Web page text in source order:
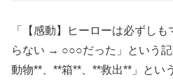
「【感動】ヒーローは必ずし
らない → ○○○だった」という
動物**、**箱**、**救出**」とい